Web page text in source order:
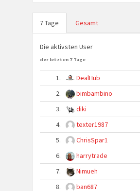
7 Tage Gesamt
Die aktivsten User
der letzten 7 Tage
1. DealHub
2.
bimbambino
3.
diki
4.
texter1987
5.
ChrisSpar1
6.
harrytrade
7.
Nimueh
8.
ban687